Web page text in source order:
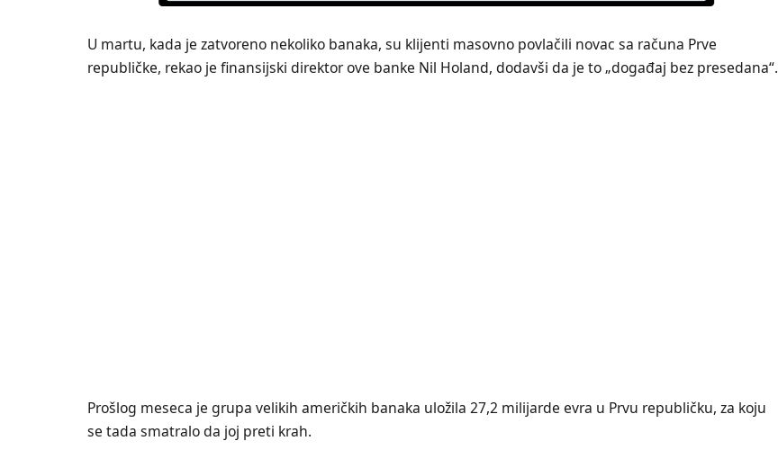
U martu, kada je zatvoreno nekoliko banaka, su klijenti masovno povlačili novac sa računa Prve
republičke, rekao je finansijski direktor ove banke Nil Holand, dodavši da je to „događaj bez presedana“.
Prošlog meseca je grupa velikih američkih banaka uložila 27,2 milijarde evra u Prvu republičku, za koju
se tada smatralo da joj preti krah.